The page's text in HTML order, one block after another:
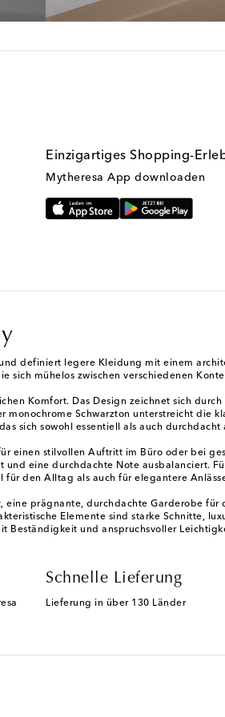
Einzigartiges Shopping-
Mytheresa App downloaden
definiert legere Kleidung mit einem
sich mühelos zwischen verschiedenen
Komfort. Das Design zeichnet sich
Schwarzton unterstreicht die
sich sowohl essentiell als auch durchdacht
einen stilvollen Auftritt im Büro oder bei
eine durchdachte Note ausbalanciert.
für den Alltag als auch für elegantere
prägnante, durchdachte Garderobe für
Elemente sind starke Schnitte,
Beständigkeit und anspruchsvoller
Schnelle Lieferung
Lieferung in über 130 Länder